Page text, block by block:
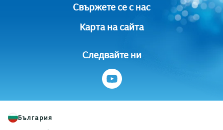
Свържете се с нас
Карта на сайта
Следвайте ни
България